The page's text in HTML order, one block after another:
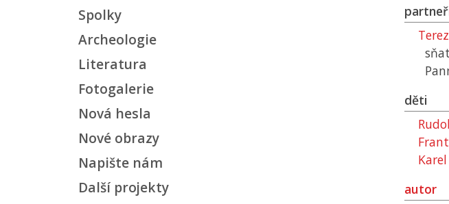
Spolky
Archeologie
Literatura
Fotogalerie
Nová hesla
Nové obrazy
Napište nám
Další projekty
děti
autor